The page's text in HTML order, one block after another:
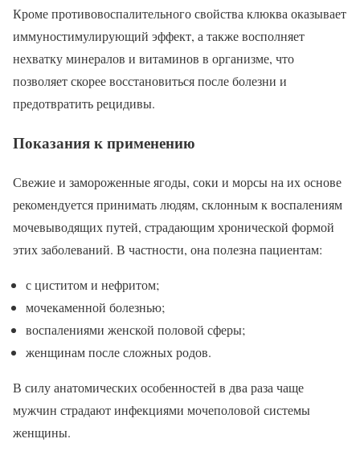
Кроме противовоспалительного свойства клюква оказывает
иммуностимулирующий эффект, а также восполняет
нехватку минералов и витаминов в организме, что
позволяет скорее восстановиться после болезни и
предотвратить рецидивы.
Показания к применению
Свежие и замороженные ягоды, соки и морсы на их основе
рекомендуется принимать людям, склонным к воспалениям
мочевыводящих путей, страдающим хронической формой
этих заболеваний. В частности, она полезна пациентам:
с циститом и нефритом;
мочекаменной болезнью;
воспалениями женской половой сферы;
женщинам после сложных родов.
В силу анатомических особенностей в два раза чаще
мужчин страдают инфекциями мочеполовой системы
женщины.